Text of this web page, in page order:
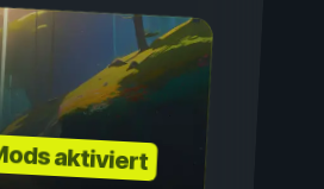
aktiviert